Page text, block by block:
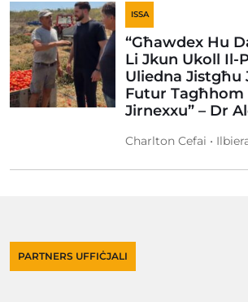
ISSA
“Għawdex Hu
Li Jkun Ukoll Il-
Uliedna Jistgħu
Futur Tagħhom
Jirnexxu” – Dr
Charlton Cefai •
PARTNERS UFFIĊJALI